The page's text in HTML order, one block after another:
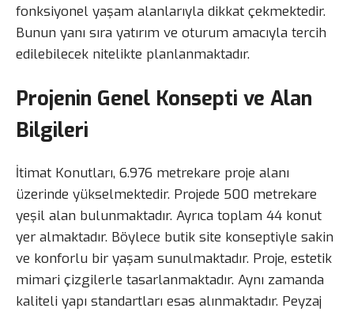
fonksiyonel yaşam alanlarıyla dikkat çekmektedir.
Bunun yanı sıra yatırım ve oturum amacıyla tercih
edilebilecek nitelikte planlanmaktadır.
Projenin Genel Konsepti ve Alan
Bilgileri
İtimat Konutları, 6.976 metrekare proje alanı
üzerinde yükselmektedir. Projede 500 metrekare
yeşil alan bulunmaktadır. Ayrıca toplam 44 konut
yer almaktadır. Böylece butik site konseptiyle sakin
ve konforlu bir yaşam sunulmaktadır. Proje, estetik
mimari çizgilerle tasarlanmaktadır. Aynı zamanda
kaliteli yapı standartları esas alınmaktadır. Peyzaj